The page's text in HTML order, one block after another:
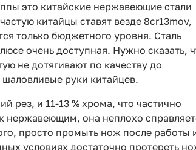
это китайские нержавеющие стали
китайцы ставят везде 8cr13mov,
только бюджетного уровня. Сталь
очень доступная. Нужно сказать,
не дотягивают по качеству до
руки китайцев.
рез, и 11-13 % хрома, что частично
нержавеющим, она неплохо
просто промыть нож после работы
условиях достаточно протереть